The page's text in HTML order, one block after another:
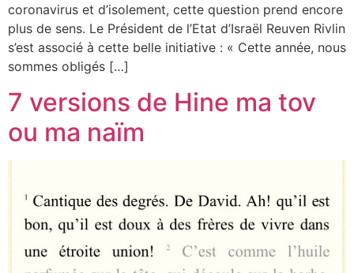
coronavirus et d’isolement, cette question prend encore
plus de sens. Le Président de l’Etat d’Israël Reuven Rivlin
s’est associé à cette belle initiative : « Cette année, nous
sommes obligés […]
7 versions de Hine ma tov
ou ma naïm